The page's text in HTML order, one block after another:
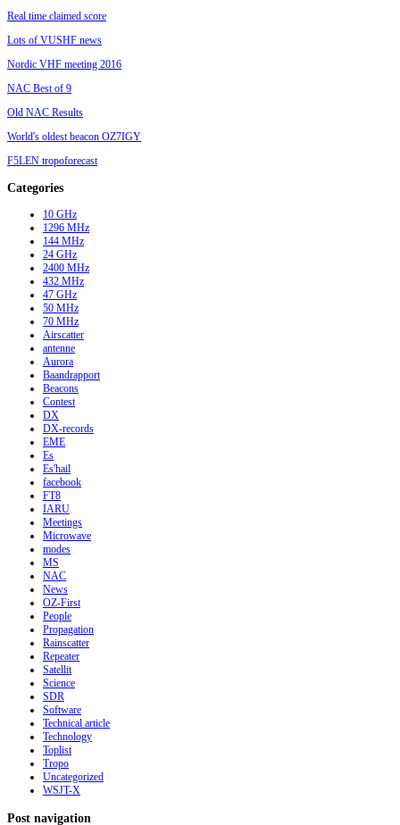
Real time claimed score
Lots of VUSHF news
Nordic VHF meeting 2016
NAC Best of 9
Old NAC Results
World's oldest beacon OZ7IGY
F5LEN tropoforecast
Categories
10 GHz
1296 MHz
144 MHz
24 GHz
2400 MHz
432 MHz
47 GHz
50 MHz
70 MHz
Airscatter
antenne
Aurora
Baandrapport
Beacons
Contest
DX
DX-records
EME
Es
Es'hail
facebook
FT8
IARU
Meetings
Microwave
modes
MS
NAC
News
OZ-First
People
Propagation
Rainscatter
Repeater
Satellit
Science
SDR
Software
Technical article
Technology
Toplist
Tropo
Uncategorized
WSJT-X
Post navigation